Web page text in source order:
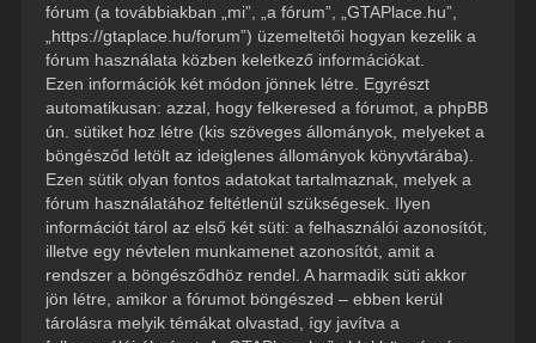
fórum (a továbbiakban „mi”, „a fórum”, „GTAPlace.hu”,
„https://gtaplace.hu/forum”) üzemeltetői hogyan kezelik a
fórum használata közben keletkező információkat.
Ezen információk két módon jönnek létre. Egyrészt
automatikusan: azzal, hogy felkeresed a fórumot, a phpBB
ún. sütiket hoz létre (kis szöveges állományok, melyeket a
böngésződ letölt az ideiglenes állományok könyvtárába).
Ezen sütik olyan fontos adatokat tartalmaznak, melyek a
fórum használatához feltétlenül szükségesek. Ilyen
információt tárol az első két süti: a felhasználói azonosítót,
illetve egy névtelen munkamenet azonosítót, amit a
rendszer a böngésződhöz rendel. A harmadik süti akkor
jön létre, amikor a fórumot böngészed – ebben kerül
tárolásra melyik témákat olvastad, így javítva a